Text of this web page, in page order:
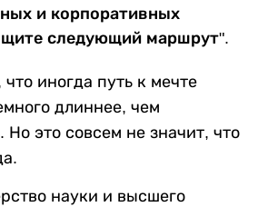
и корпоративных
следующий маршрут".
иногда путь к мечте
длиннее, чем
Но это совсем не значит, что
науки и высшего